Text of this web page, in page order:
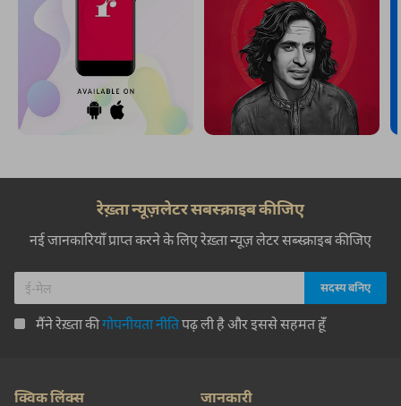
रेख़्ता न्यूज़लेटर सबस्क्राइब कीजिए
नई जानकारियाँ प्राप्त करने के लिए रेख़्ता न्यूज़ लेटर सब्स्क्राइब कीजिए
मैंने रेख़्ता कीगोपनीयता नीतिपढ़ ली है और इससे सहमत हूँ
क्विक लिंक्स जानकारी